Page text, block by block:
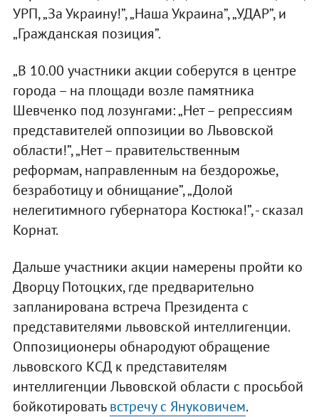
УРП, „За Украину!”, „Наша Украина”, „УДАР”, и
„Гражданская позиция”.
„В 10.00 участники акции соберутся в центре
города – на площади возле памятника
Шевченко под лозунгами: „Нет – репрессиям
представителей оппозиции во Львовской
области!”, „Нет – правительственным
реформам, направленным на бездорожье,
безработицу и обнищание”, „Долой
нелегитимного губернатора Костюка!”, - сказал
Корнат.
Дальше участники акции намерены пройти ко
Дворцу Потоцких, где предварительно
запланирована встреча Президента с
представителями львовской интеллигенции.
Оппозиционеры обнародуют обращение
львовского КСД к представителям
интеллигенции Львовской области с просьбой
бойкотироватьвстречу с Януковичем.